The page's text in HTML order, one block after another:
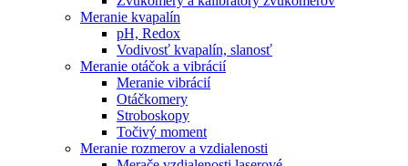
Meranie kvapalín
pH, Redox
Vodivosť kvapalín, slanosť
Meranie otáčok a vibrácií
Meranie vibrácií
Otáčkomery
Stroboskopy
Točivý moment
Meranie rozmerov a vzdialenosti